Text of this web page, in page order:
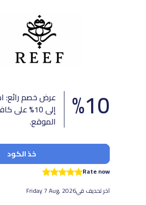
10
%
عرض خصم
إلى 10%
الموقع.
خذ الكود
Rate now
اخر تحديف فيFriday 7 Aug, 2026